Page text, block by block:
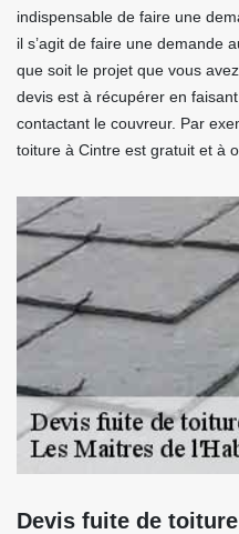
indispensable de faire une
il s’agit de faire une demande
que soit le projet que vous
devis est à récupérer en
contactant le couvreur. Par
toiture à Cintre est gratuit et à
Devis fuite de